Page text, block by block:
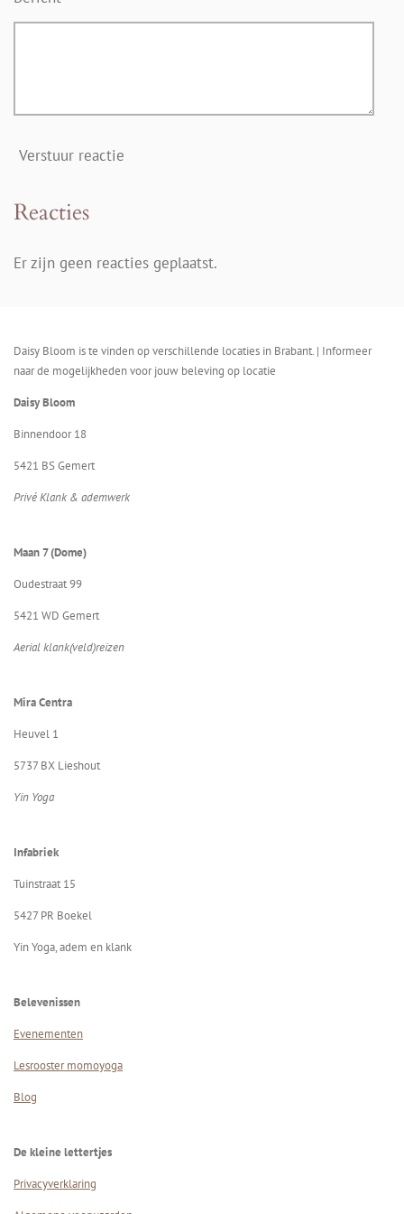
Verstuur reactie
Reacties
Er zijn geen reacties geplaatst.
Daisy Bloom is te vinden op verschillende locaties in Brabant. | Informeer
naar de mogelijkheden voor jouw beleving op locatie
Daisy Bloom
Binnendoor 18
5421 BS Gemert
Privé Klank & ademwerk
Maan 7 (Dome)
Oudestraat 99
5421 WD Gemert
Aerial klank(veld)reizen
Mira Centra
Heuvel 1
5737 BX Lieshout
Yin Yoga
Infabriek
Tuinstraat 15
5427 PR Boekel
Yin Yoga, adem en klank
Belevenissen
Evenementen
Lesrooster momoyoga
Blog
De kleine lettertjes
Privacyverklaring